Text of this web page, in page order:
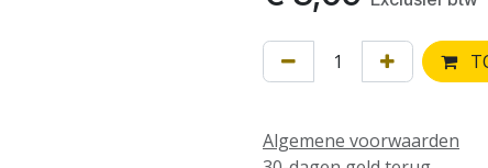
Algemene voorwaarden